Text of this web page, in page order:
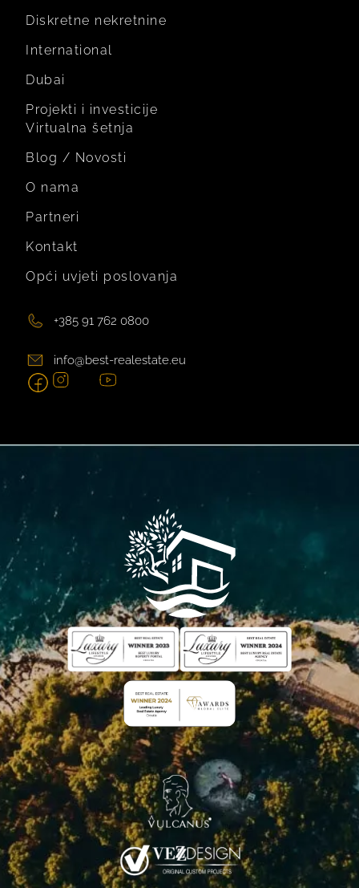
Diskretne nekretnine
International
Dubai
Projekti i investicije
Virtualna šetnja
Blog / Novosti
O nama
Partneri
Kontakt
Opći uvjeti poslovanja
+385 91 762 0800
info@best-realestate.eu